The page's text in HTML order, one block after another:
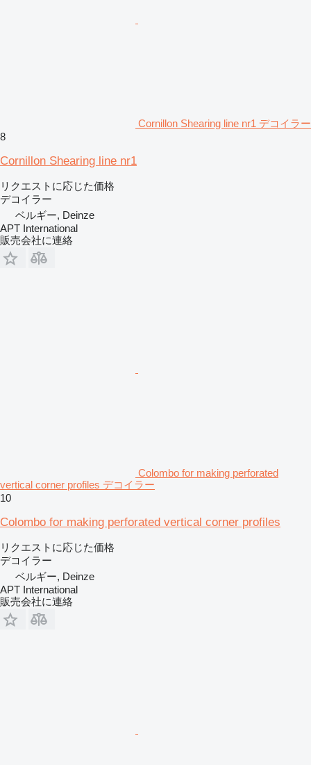
Cornillon Shearing line nr1 デコイラー
8
Cornillon Shearing line nr1
リクエストに応じた価格
デコイラー
ベルギー, Deinze
APT International
販売会社に連絡
Colombo for making perforated
vertical corner profiles デコイラー
10
Colombo for making perforated vertical corner profiles
リクエストに応じた価格
デコイラー
ベルギー, Deinze
APT International
販売会社に連絡